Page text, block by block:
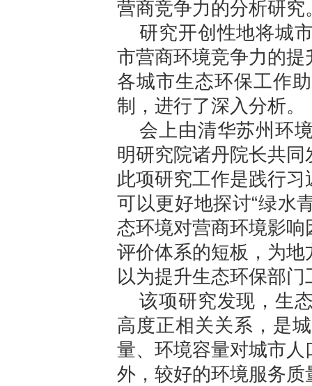
营商竞争力的分析研究
研究开创性地将城
市营商环境竞争力的
各城市生态环保工作
制，进行了深入分析。
会上由清华苏州环
明研究院诸丹院长共
此项研究工作是践行
可以更好地探讨“绿水
态环境对营商环境影
评价体系的短板，为
以为提升生态环保部
该项研究发现，生
高度正相关关系，是
量、环境容量对城市
外，较好的环境服务